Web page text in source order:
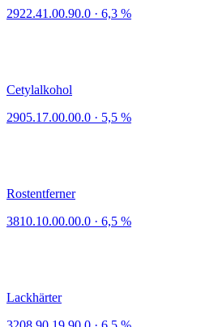
2922.41.00.90.0 · 6,3 %
Cetylalkohol
2905.17.00.00.0 · 5,5 %
Rostentferner
3810.10.00.00.0 · 6,5 %
Lackhärter